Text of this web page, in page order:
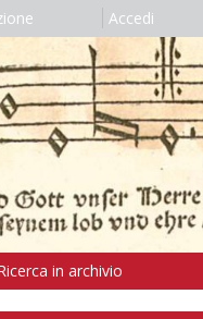
Accedi
in archivio